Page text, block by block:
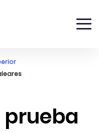
prueba